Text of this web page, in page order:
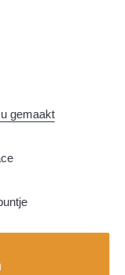
gemaakt